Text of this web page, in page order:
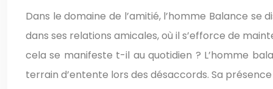
Dans le domaine de l’amitié, l’homme Balance se
dans ses relations amicales, où il s’efforce de
cela se manifeste t-il au quotidien ? L’homme
terrain d’entente lors des désaccords. Sa